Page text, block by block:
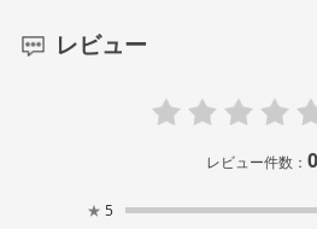
レビュー
レビュー件数：
★ 5